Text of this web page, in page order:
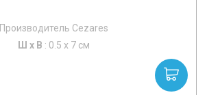
Производитель Cezares
Ш х В : 0.5 x 7 см